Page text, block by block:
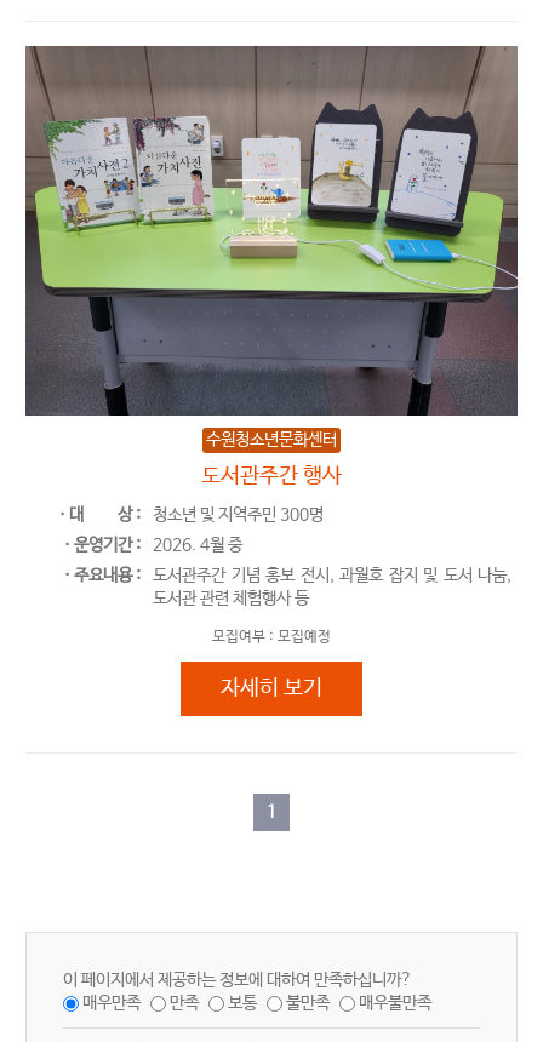
수원청소년문화센터
도서관주간 행사
ㆍ대 상 :
청소년 및 지역주민 300명
ㆍ운영기간 :
2026. 4월 중
ㆍ주요내용 :
도서관주간 기념 홍보 전시, 과월호 잡지 및 도서 나눔,
도서관 관련 체험행사 등
모집여부 : 모집예정
도서관주간 행사
자세히 보기
1
이 페이지에서 제공하는 정보에 대하여 만족하십니까?
매우만족
만족 보통 불만족 매우불만족